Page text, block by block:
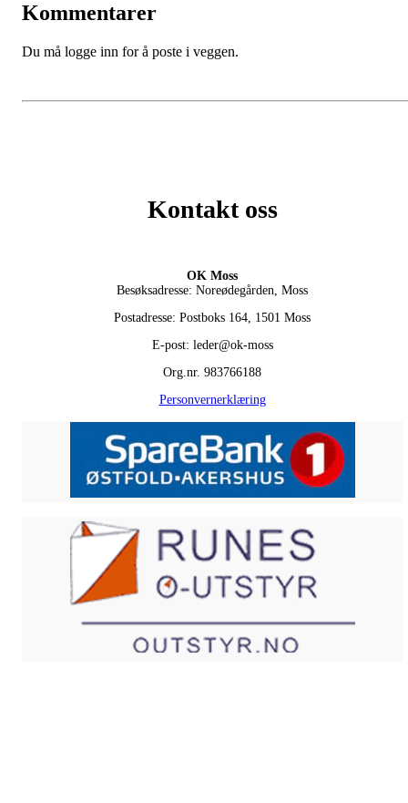
Kommentarer
Du må logge inn for å poste i veggen.
Kontakt oss
OK Moss
Besøksadresse: Noreødegården, Moss
Postadresse: Postboks 164, 1501 Moss
E-post: leder@ok-moss
Org.nr. 983766188
Personvernerklæring